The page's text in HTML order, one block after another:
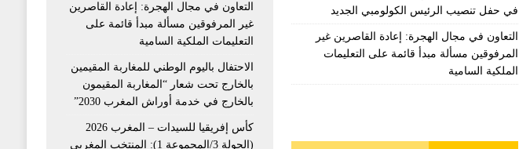
في حفل تنصيب الرئيس الكولومبي الجديد
التعاون في مجال الهجرة: إعادة القاصرين غير
المرفوقين مسألة مبدأ قائمة على التعليمات
الملكية السامية
التعاون في مجال الهجرة: إعادة القاصرين
غير المرفوقين مسألة مبدأ قائمة على
التعليمات الملكية السامية
الاحتفال باليوم الوطني للمغاربة المقيمين
بالخارج تحت شعار “المغاربة المقيمون
بالخارج في خدمة أوراش المغرب 2030”
كأس إفريقيا للسيدات – المغرب 2026
(الجولة 3/المجموعة 1): المنتخب المغربي